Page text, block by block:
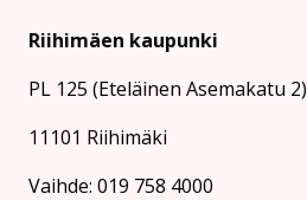
Riihimäen kaupunki
PL 125 (Eteläinen Asemakatu 2)
11101 Riihimäki
Vaihde: 019 758 4000